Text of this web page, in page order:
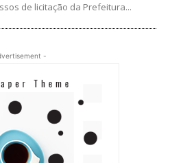
de licitação da Prefeitura...
-